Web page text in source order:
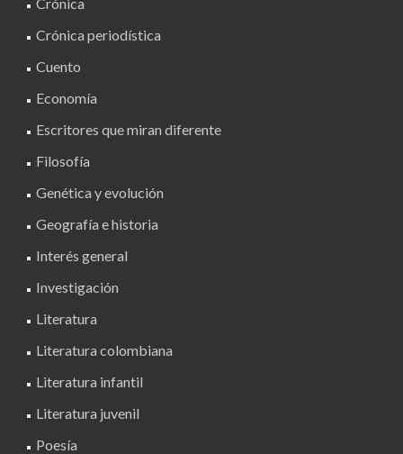
Crónica periodística
Cuento
Economía
Escritores que miran diferente
Filosofía
Genética y evolución
Geografía e historia
Interés general
Investigación
Literatura
Literatura colombiana
Literatura infantil
Literatura juvenil
Poesía